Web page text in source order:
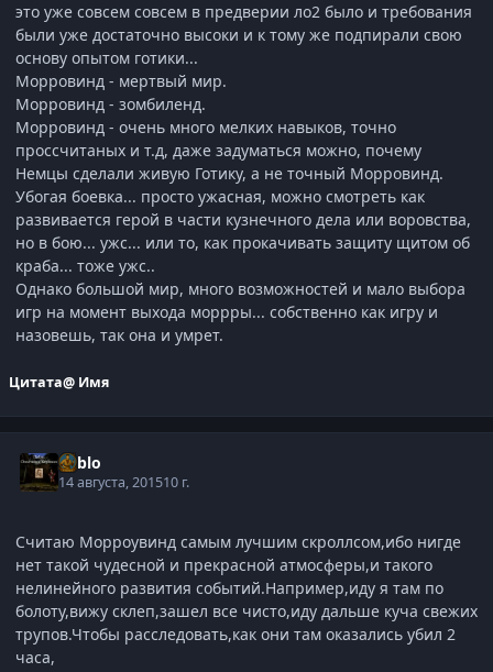
это уже совсем совсем в предверии ло2 было и требования
были уже достаточно высоки и к тому же подпирали свою
основу опытом готики...
Морровинд - мертвый мир.
Морровинд - зомбиленд.
Морровинд - очень много мелких навыков, точно
проссчитаных и т.д, даже задуматься можно, почему
Немцы сделали живую Готику, а не точный Морровинд.
Убогая боевка... просто ужасная, можно смотреть как
развивается герой в части кузнечного дела или воровства,
но в бою... ужс... или то, как прокачивать защиту щитом об
краба... тоже ужс..
Однако большой мир, много возможностей и мало выбора
игр на момент выхода моррры... собственно как игру и
назовешь, так она и умрет.
Цитата@ Имя
Pablo
14 августа, 201510 г.
Считаю Морроувинд самым лучшим скроллсом,ибо нигде
нет такой чудесной и прекрасной атмосферы,и такого
нелинейного развития событий.Например,иду я там по
болоту,вижу склеп,зашел все чисто,иду дальше куча свежих
трупов.Чтобы расследовать,как они там оказались убил 2
часа,